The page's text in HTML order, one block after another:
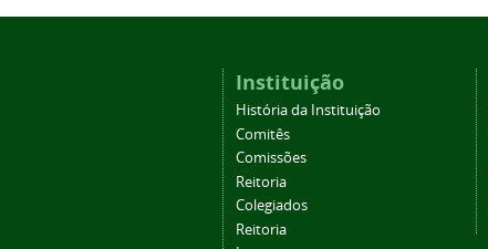
Instituição
História da Instituição
Comitês
Comissões
Reitoria
Colegiados
Reitoria